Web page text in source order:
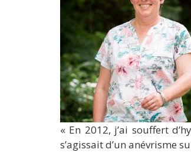
« En 2012, j’ai souffert
s’agissait d’un anévrisme